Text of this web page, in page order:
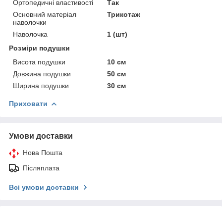
Ортопедичні властивості
Так
Основний матеріал
наволочки
Трикотаж
Наволочка
1 (шт)
Розміри подушки
Висота подушки
10 см
Довжина подушки
50 см
Ширина подушки
30 см
Приховати
Умови доставки
Нова Пошта
Післяплата
Всі умови доставки